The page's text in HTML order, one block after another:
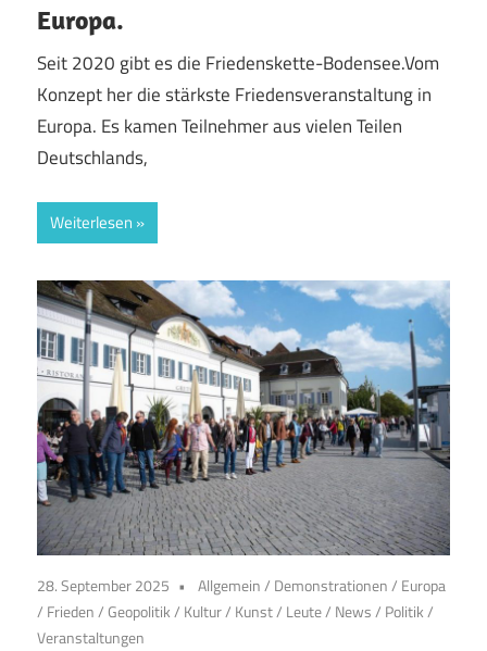
Europa.
Seit 2020 gibt es die Friedenskette-Bodensee.Vom
Konzept her die stärkste Friedensveranstaltung in
Europa. Es kamen Teilnehmer aus vielen Teilen
Deutschlands,
Weiterlesen
28. September 2025 Allgemein/ Demonstrationen/ Europa
/ Frieden/Geopolitik/ Kultur/ Kunst/ Leute/ News/ Politik/
Veranstaltungen